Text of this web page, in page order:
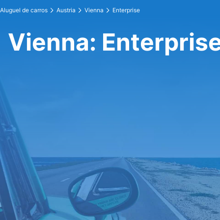
Aluguel de carros Austria Vienna Enterprise
Vienna: